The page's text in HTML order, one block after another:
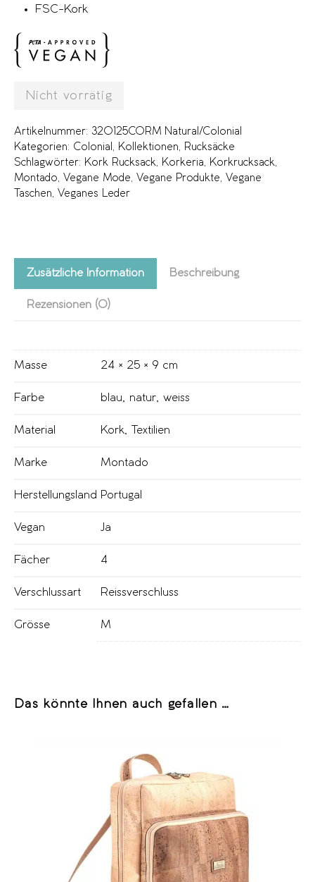
FSC-Kork
Nicht vorrätig
Artikelnummer: 320125CORM Natural/Colonial
Kategorien: Colonial , Kollektionen, Rucksäcke
Schlagwörter: Kork Rucksack, Korkeria, Korkrucksack,
Montado, Vegane Mode, Vegane Produkte, Vegane
Taschen, Veganes Leder
Zusätzliche Information Beschreibung
Rezensionen (0)
Masse 24 × 25 × 9 cm
Farbe blau, natur, weiss
Material Kork, Textilien
Marke Montado
Herstellungsland Portugal
Vegan Ja
Fächer 4
Verschlussart Reissverschluss
Grösse M
Das könnte Ihnen auch gefallen …